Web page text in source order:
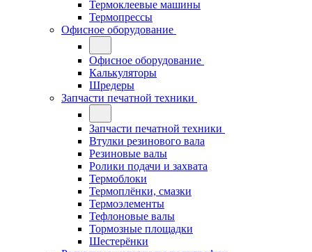
Термоклеевые машины
Термопрессы
Офисное оборудование
Офисное оборудование
Калькуляторы
Шредеры
Запчасти печатной техники
Запчасти печатной техники
Втулки резинового вала
Резиновые валы
Ролики подачи и захвата
Термоблоки
Термоплёнки, смазки
Термоэлементы
Тефлоновые валы
Тормозные площадки
Шестерёнки